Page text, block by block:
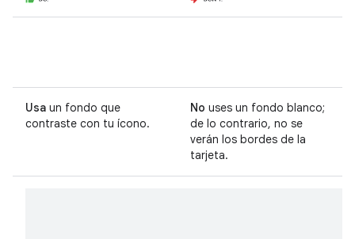
Usa un fondo que
contraste con tu ícono.
No uses un fondo blanco;
de lo contrario, no se
verán los bordes de la
tarjeta.